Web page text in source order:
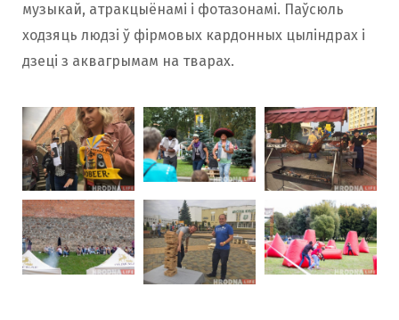
музыкай, атракцыёнамі і фотазонамі. Паўсюль
ходзяць людзі ў фірмовых кардонных цыліндрах і
дзеці з аквагрымам на тварах.